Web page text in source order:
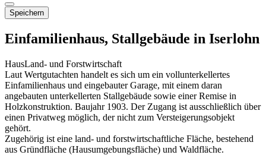
Speichern
Einfamilienhaus, Stallgebäude in Iserlohn
HausLand- und Forstwirtschaft
Laut Wertgutachten handelt es sich um ein vollunterkellertes
Einfamilienhaus und eingebauter Garage, mit einem daran
angebauten unterkellerten Stallgebäude sowie einer Remise in
Holzkonstruktion. Baujahr 1903. Der Zugang ist ausschließlich über
einen Privatweg möglich, der nicht zum Versteigerungsobjekt
gehört.
Zugehörig ist eine land- und forstwirtschaftliche Fläche, bestehend
aus Gründfläche (Hausumgebungsfläche) und Waldfläche.